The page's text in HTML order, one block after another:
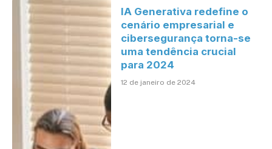
IA Generativa redefine o
cenário empresarial e
cibersegurança torna-se
uma tendência crucial
para 2024
12 de janeiro de 2024